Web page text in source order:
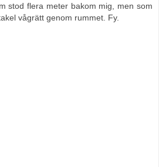
stod flera meter bakom mig, men som
vågrätt genom rummet. Fy.